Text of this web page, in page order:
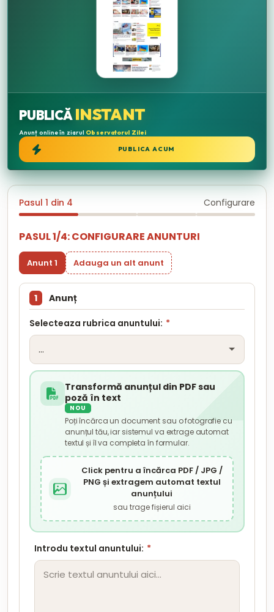
PUBLICĂINSTANT
Anunț online în ziarul Observatorul Zilei
PUBLICA ACUM
Pasul 1 din 4 Configurare
PASUL 1/4: CONFIGURARE ANUNTURI
Anunt 1 Adauga un alt anunt
1 Anunț
Selecteaza rubrica anuntului: *
Transformă anunțul din PDF sau
poză în text
NOU
Poți încărca un document sau o fotografie cu
anunțul tău, iar sistemul va extrage automat
textul și îl va completa în formular.
Click pentru a încărca PDF / JPG /
PNG și extragem automat textul
anunțului
sau trage fișierul aici
Introdu textul anuntului: *